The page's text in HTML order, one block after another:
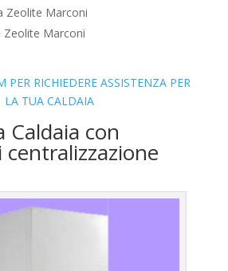
Zeolite Marconi
Zeolite Marconi
RICHIEDERE ASSISTENZA PER
LA TUA CALDAIA
Caldaia con
centralizzazione